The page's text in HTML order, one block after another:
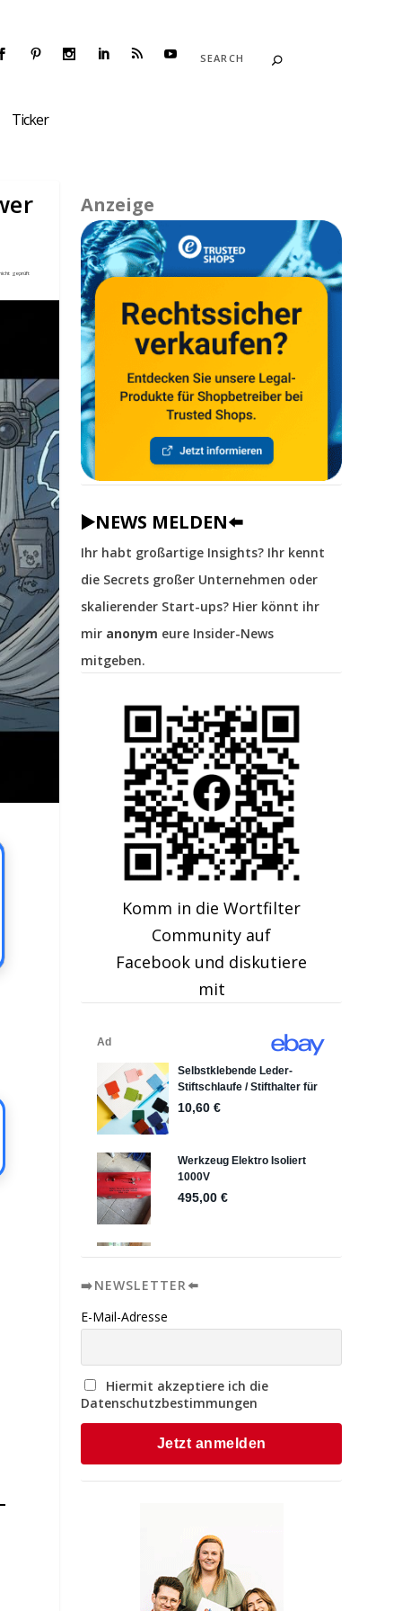
Ticker
Anzeige
▶️NEWS MELDEN⬅️
Ihr habt großartige Insights? Ihr kennt
die Secrets großer Unternehmen oder
skalierender Start-ups? Hier könnt ihr
mir anonym eure Insider-News
mitgeben.
Komm in die Wortfilter
Community auf
Facebook und diskutiere
mit
➡️NEWSLETTER⬅️
E-Mail-Adresse
Hiermit akzeptiere ich die
Datenschutzbestimmungen